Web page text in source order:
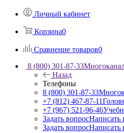
Личный кабинет
Корзина0
Сравнение товаров0
8 (800) 301-87-33
Назад
Телефоны
8 (800) 301-87-33
+7 (812) 467-87-11
+7 (967) 521-96-46
Задать вопросНаписать
Задать вопросНаписать